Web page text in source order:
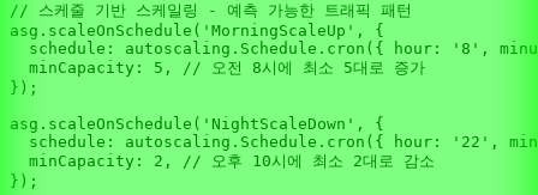
// 스케줄 기반 스케일링 - 예측 가능한 트래픽 패턴
asg. scaleOnSchedule ( 'MorningScaleUp' , {
schedule : autoscaling. Schedule . cron ({ hour : '8' ,
minCapacity : 5 , // 오전 8시에 최소 5대로 증가
});
asg. scaleOnSchedule ( 'NightScaleDown' , {
schedule : autoscaling. Schedule . cron ({ hour : '22' ,
minCapacity : 2 , // 오후 10시에 최소 2대로 감소